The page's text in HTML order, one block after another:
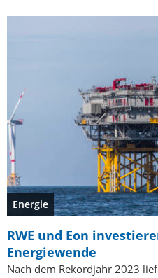
Energie
RWE und Eon
Energiewende
Nach dem Rekordjahr 2023